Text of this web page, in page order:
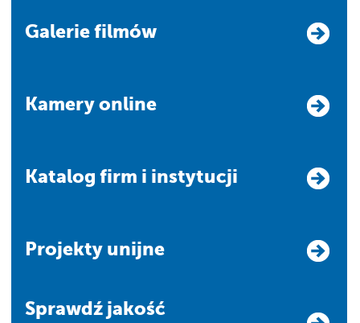
Galerie filmów
Kamery online
Katalog firm i instytucji
Projekty unijne
Sprawdź jakość